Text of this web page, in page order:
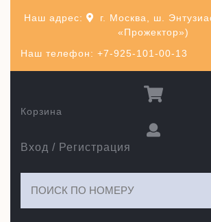
Наш телефон: +7-925-101-00-13
Наш адрес:
г. Москва, ш.
«Прожектор»)
Вход / Регистрация
Корзина